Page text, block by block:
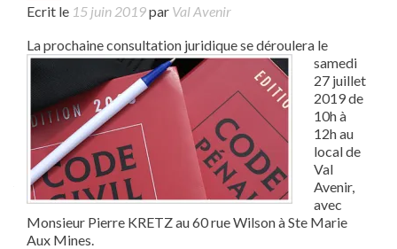
Ecrit le 15 juin 2019par Val Avenir
La prochaine consultation juridique se déroulera le
samedi
27 juillet
2019 de
10h à
12h au
local de
Val
Avenir,
avec
Monsieur Pierre KRETZ au 60 rue Wilson à Ste Marie
Aux Mines.